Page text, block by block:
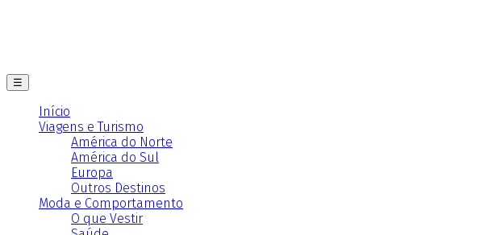
☰
Início
Viagens e Turismo
América do Norte
América do Sul
Europa
Outros Destinos
Moda e Comportamento
O que Vestir